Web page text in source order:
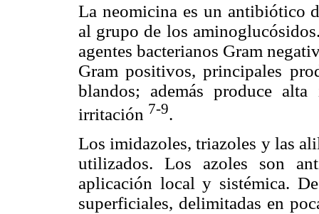
La neomicina es un antibiótico
al grupo de los
agentes bacterianos Gram
Gram positivos, principales
blandos; además produce
irritación 7-9.
Los imidazoles, triazoles y las
utilizados. Los azoles son
aplicación local y sistémica.
superficiales, delimitadas en